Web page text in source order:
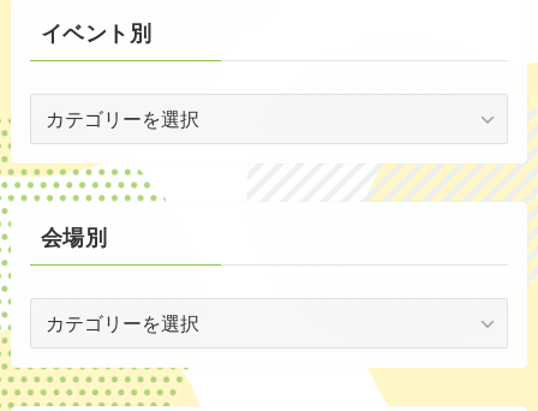
(19)
(1)
(5)
(29)
イベント別
ン
ト
別
会場別
別